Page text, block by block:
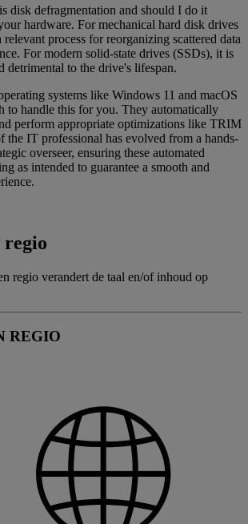
disk defragmentation and should I do it
hardware. For mechanical hard disk drives
process for reorganizing scattered data
For modern solid-state drives (SSDs), it is
detrimental to the drive's lifespan.
systems like Windows 11 and macOS
to handle this for you. They automatically
perform appropriate optimizations like TRIM
the IT professional has evolved from a hands-
overseer, ensuring these automated
as intended to guarantee a smooth and
regio
regio verandert de taal en/of inhoud op
REGIO